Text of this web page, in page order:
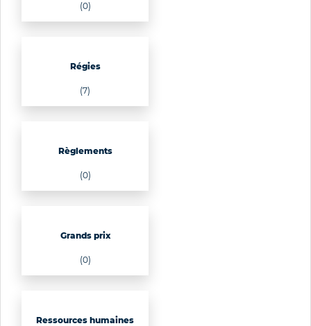
(0)
Régies
(7)
Règlements
(0)
Grands prix
(0)
Ressources humaines